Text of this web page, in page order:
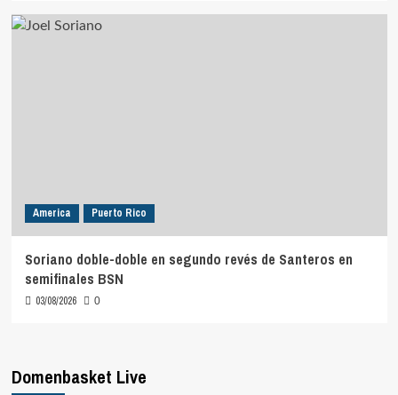
America Puerto Rico
Soriano doble-doble en segundo revés de Santeros en
semifinales BSN
03/08/2026 0
Domenbasket Live